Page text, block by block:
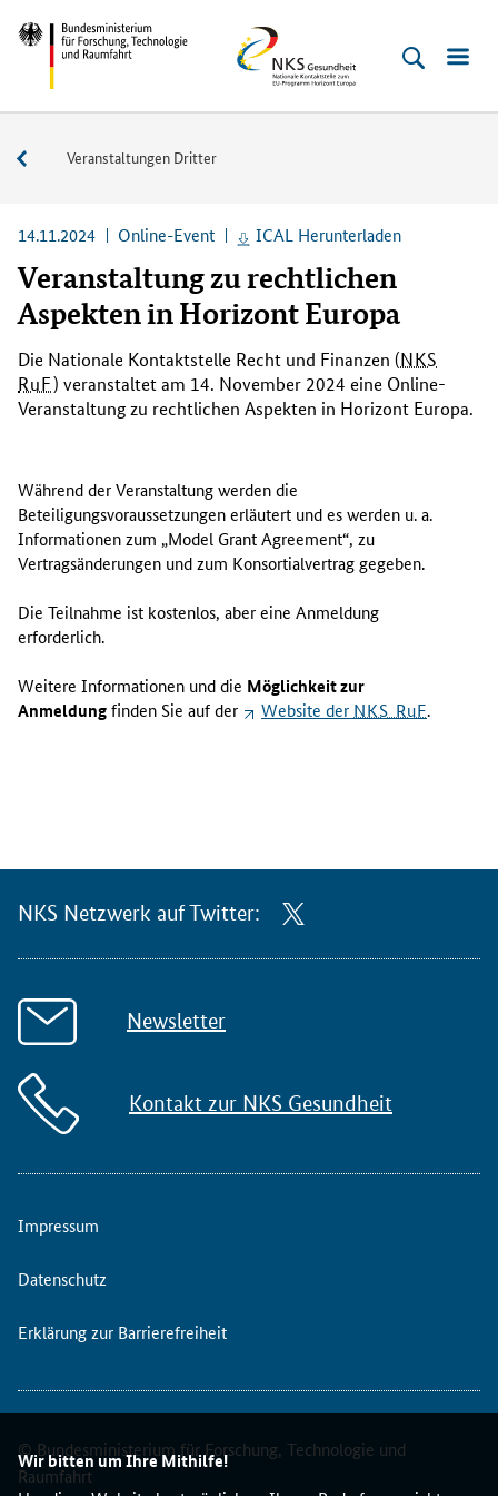
Wir bitten um Ihre Mithilfe!
Direkt
zum
Inhalt
(Eingabetaste)
Direkt
zum
Hauptmenu
(Eingabetaste)
Direkt
zur
Suche
(Eingabetaste)
Direkt
zur
Fußleiste
(Enter)
Bundesministerium
und
NKS
Gesundheit
Veranstaltungen
Veranstaltungen Dritter
14.11.2024 Online-Event ICAL Herunterladen
Veranstaltung zu rechtlichen
Aspekten in Horizont Europa
Die Nationale Kontaktstelle Recht und Finanzen (NKS
RuF) veranstaltet am 14. November 2024 eine Online-
Veranstaltung zu rechtlichen Aspekten in Horizont Europa.
Während der Veranstaltung werden die
Beteiligungsvoraussetzungen erläutert und es werden u. a.
Informationen zum „Model Grant Agreement“, zu
Vertragsänderungen und zum Konsortialvertrag gegeben.
Die Teilnahme ist kostenlos, aber eine Anmeldung
erforderlich.
Weitere Informationen und die Möglichkeit zur
Anmeldungfinden Sie auf der Website der NKS RuF.
NKS Netzwerk auf Twitter:
Newsletter
Kontakt zur NKS Gesundheit
Impressum
Datenschutz
Erklärung zur Barrierefreiheit
© Bundesministerium für Forschung, Technologie und
Raumfahrt